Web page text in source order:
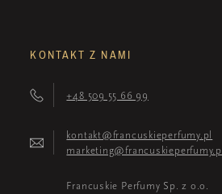
KONTAKT Z NAMI
+48 509 55 66 99
kontakt@francuskieperfumy.pl
marketing@francuskieperfumy.pl
Francuskie Perfumy Sp. z o.o.